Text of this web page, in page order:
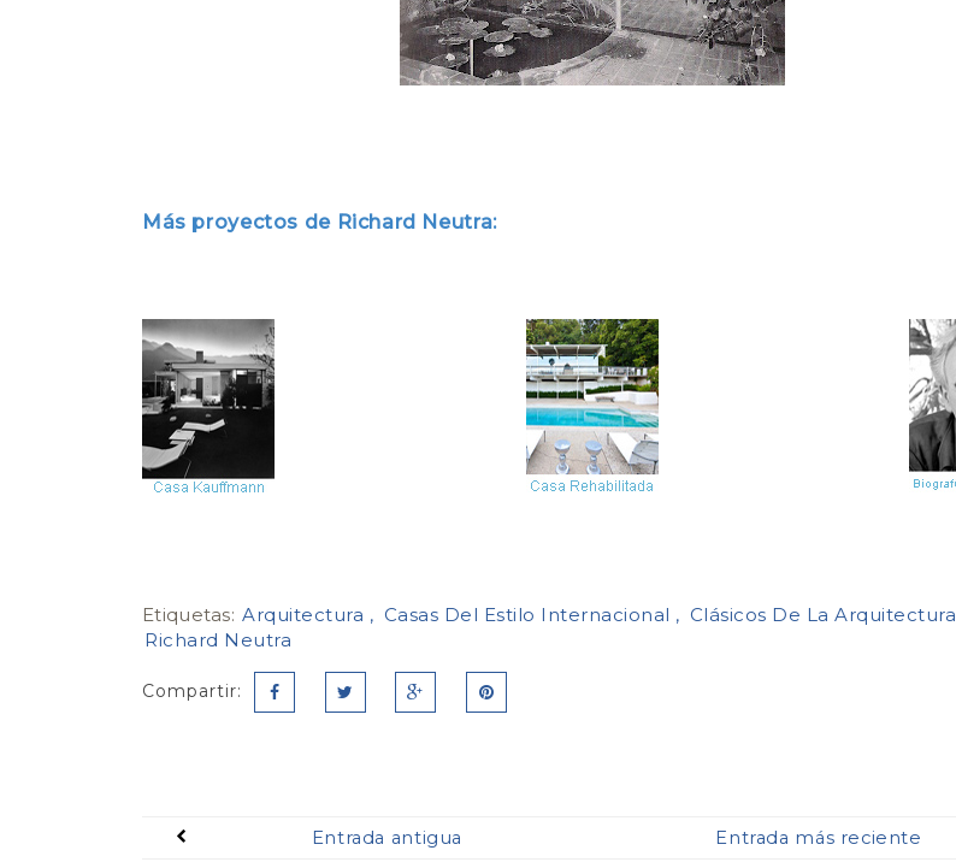
Más proyectos de Richard Neutra:
Etiquetas: Arquitectura Casas Del Estilo Internacional
Clásicos De La Arquitectura
Richard Neutra
Compartir:
Entrada más reciente
Entrada antigua